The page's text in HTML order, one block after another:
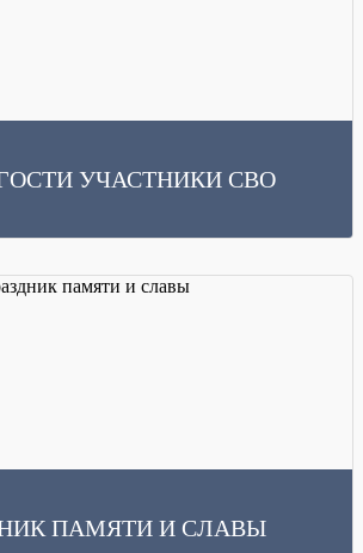
УЧАСТНИКИ СВО
81 годовщине со Дня Победы в Великой
приглашены участники СВО
ПАМЯТИ И СЛАВЫ